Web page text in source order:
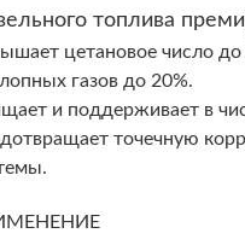
топлива
цетановое число
газов до 20%.
и поддерживает в
точечную